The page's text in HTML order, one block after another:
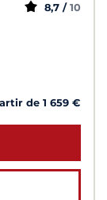
8,7 / 10
de 1 659 €